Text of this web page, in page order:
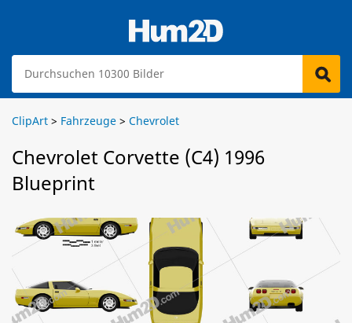
ClipArt > Fahrzeuge > Chevrolet
Chevrolet Corvette (C4) 1996
Blueprint